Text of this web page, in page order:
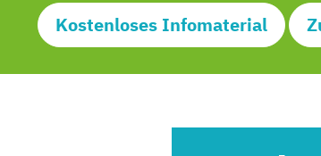
Kostenloses Infomaterial